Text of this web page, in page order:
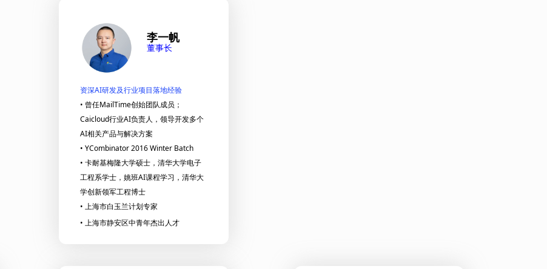
资深AI研发及行业项目落地经验
​​​​​​• 曾任MailTime创始团队成员；
Caicloud行业AI负责人，领导开发多个
AI相关产品与解决方案
• YCombinator 2016 Winter Batch
• 卡耐基梅隆大学硕士，清华大学电子
工程系学士，姚班AI课程学习，清华大
学创新领军工程博士
• 上海市白玉兰计划专家
• 上海市静安区中青年杰出人才
李一帆
董事长